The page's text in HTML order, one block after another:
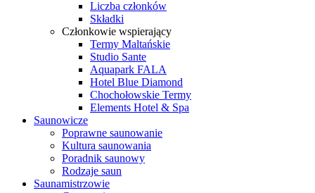
Liczba członków
Składki
Członkowie wspierający
Termy Maltańskie
Studio Sante
Aquapark FALA
Hotel Blue Diamond
Chochołowskie Termy
Elements Hotel & Spa
Saunowicze
Poprawne saunowanie
Kultura saunowania
Poradnik saunowy
Rodzaje saun
Saunamistrzowie